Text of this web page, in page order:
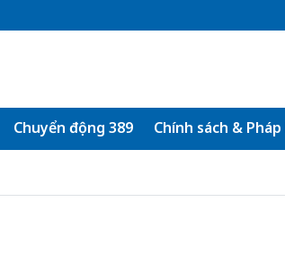
Chuyển động 389 Chính sách &